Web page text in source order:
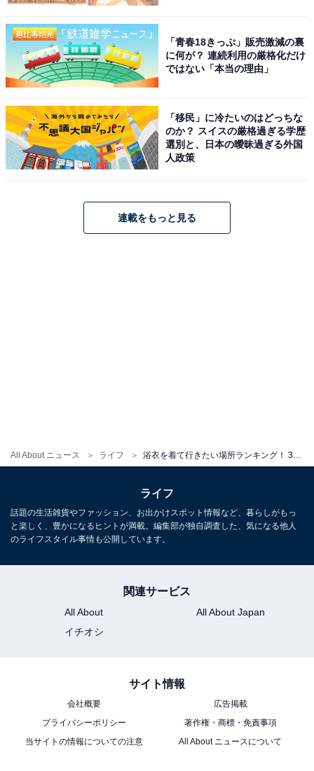
All About ニュース ライフ 浴衣を着て行きたい場所ランキング！ 3位「鎌倉」、2位「嵐山」、1位は？ 好きな「浴衣の柄」ランキングも
「青春18きっぷ」販売激減の裏
に何が？ 連続利用の厳格化だけ
ではない「本当の理由」
「移民」に冷たいのはどっちな
のか？ スイスの厳格過ぎる学歴
選別と、日本の曖昧過ぎる外国
人政策
連載をもっと見る
ライフ
話題の生活雑貨やファッション、お出かけスポット情報など、暮らしがもっ
と楽しく、豊かになるヒントが満載。編集部が独自調査した、気になる他人
のライフスタイル事情も公開しています。
関連サービス
All About
All About Japan
イチオシ
サイト情報
会社概要
広告掲載
プライバシーポリシー
著作権・商標・免責事項
当サイトの情報についての注意
All About ニュースについて